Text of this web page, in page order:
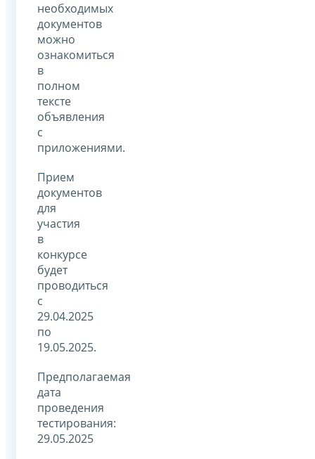
необходимых
документов
можно
ознакомиться
в
полном
тексте
объявления
с
приложениями.
Прием
документов
для
участия
в
конкурсе
будет
проводиться
с
29.04.2025
по
19.05.2025.
Предполагаемая
дата
проведения
тестирования:
29.05.2025